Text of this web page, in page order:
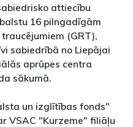
attiecību
16 pilngadīgām
(GRT),
sabiedrībā no Liepājai
aprūpes centra
sākumā.
un izglītības fonds"
VSAC "Kurzeme" filiāļu